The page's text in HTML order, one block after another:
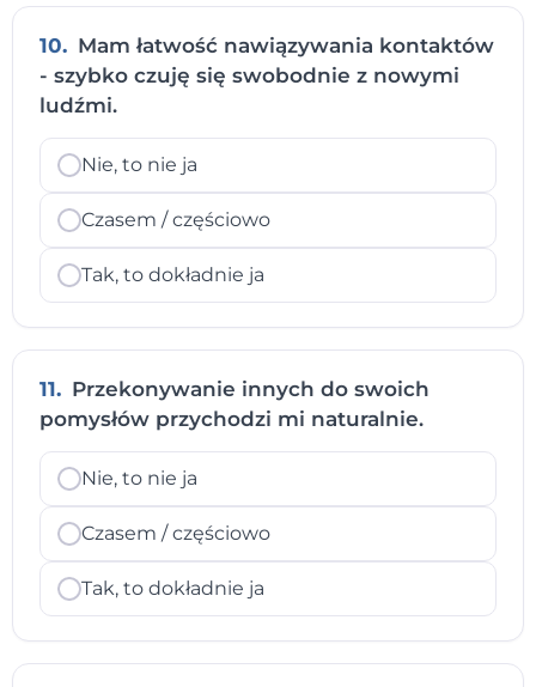
10. Mam łatwość nawiązywania kontaktów
- szybko czuję się swobodnie z nowymi
ludźmi.
Nie, to nie ja
Czasem / częściowo
Tak, to dokładnie ja
11. Przekonywanie innych do swoich
pomysłów przychodzi mi naturalnie.
Nie, to nie ja
Czasem / częściowo
Tak, to dokładnie ja